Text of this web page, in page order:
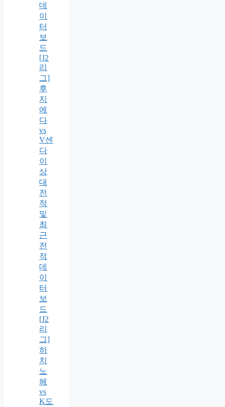
데
이
터
보
드
[J2
리
그]
후
지
에
다
vs
V센
다
이
상
대
전
적
및
최
근
전
적
데
이
터
보
드
[J2
리
그]
하
치
노
헤
vs
K도